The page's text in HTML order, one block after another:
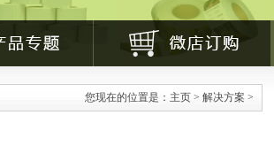
您现在的位置是： 主页 > 解决方案 >